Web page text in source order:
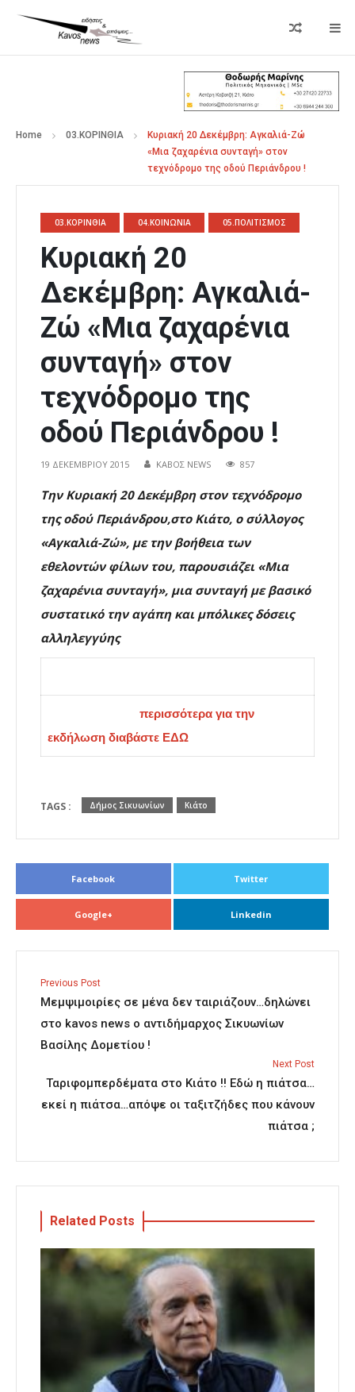
Home 03.ΚΟΡΙΝΘΙΑ
Κυριακή 20 Δεκέμβρη: Αγκαλιά-Ζώ
«Μια ζαχαρένια συνταγή» στον
τεχνόδρομο της οδού Περιάνδρου !
03.ΚΟΡΙΝΘΙΑ 04.ΚΟΙΝΩΝΙΑ 05.ΠΟΛΙΤΙΣΜΟΣ
Κυριακή 20
Δεκέμβρη: Αγκαλιά-
Ζώ «Μια ζαχαρένια
συνταγή» στον
τεχνόδρομο της
οδού Περιάνδρου !
19 ΔΕΚΕΜΒΡΊΟΥ 2015 ΚΑΒΟΣ NEWS 857
Την Κυριακή 20 Δεκέμβρη στον τεχνόδρομο
της οδού Περιάνδρου,στο Κιάτο, ο σύλλογος
«Αγκαλιά-Ζώ», με την βοήθεια των
εθελοντών φίλων του, παρουσιάζει «Μια
ζαχαρένια συνταγή», μια συνταγή με βασικό
συστατικό την αγάπη και μπόλικες δόσεις
αλληλεγγύης
περισσότερα για την
εκδήλωση διαβάστε ΕΔΩ
TAGS : Δήμος Σικυωνίων Κιάτο
Facebook Twitter
Google+ Linkedin
Previous Post
Μεμψιμοιρίες σε μένα δεν ταιριάζουν…δηλώνει
στο kavos news ο αντιδήμαρχος Σικυωνίων
Βασίλης Δομετίου !
Next Post
Ταριφομπερδέματα στο Κιάτο !! Εδώ η πιάτσα…
εκεί η πιάτσα…απόψε οι ταξιτζήδες που κάνουν
πιάτσα ;
Related Posts